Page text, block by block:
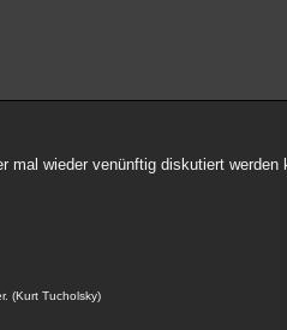
mal wieder venünftig diskutiert werden
(Kurt Tucholsky)